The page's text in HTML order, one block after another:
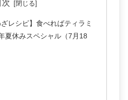
次
ざレシピ】食べればティラミ
夏休みスペシャル（7月18